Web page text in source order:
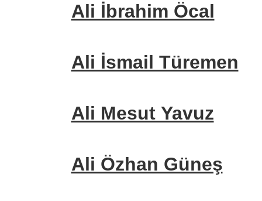
Ali İbrahim Öcal
Ali İsmail Türemen
Ali Mesut Yavuz
Ali Özhan Güneş